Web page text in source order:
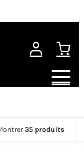
35 produits